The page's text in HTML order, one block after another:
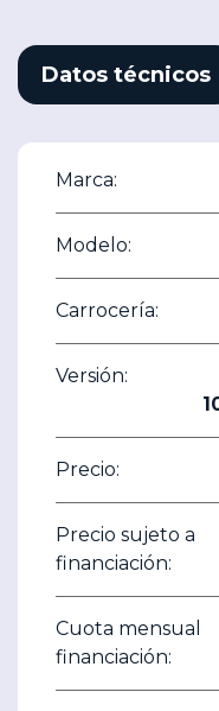
Datos técnicos
Marca:
Modelo:
Carrocería:
Versión:
Precio:
Precio sujeto a
financiación:
Cuota mensual
financiación: